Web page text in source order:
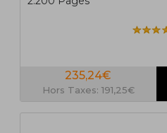
235,24€
Hors Taxes: 191,25€